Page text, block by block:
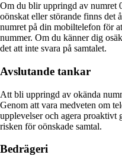
Om du blir uppringd av numret
oönskat eller störande finns det
numret på din mobiltelefon för
nummer. Om du känner dig
det att inte svara på samtalet.
Avslutande tankar
Att bli uppringd av okända
Genom att vara medveten om
upplevelser och agera proaktivt
risken för oönskade samtal.
Bedrägeri